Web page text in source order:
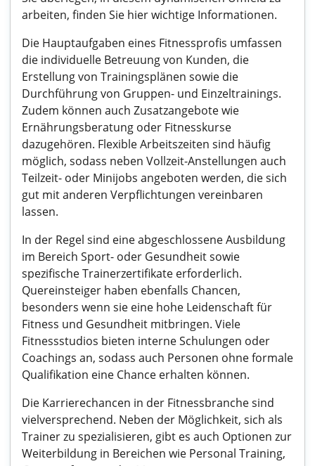
arbeiten, finden Sie hier wichtige Informationen.
Die Hauptaufgaben eines Fitnessprofis umfassen
die individuelle Betreuung von Kunden, die
Erstellung von Trainingsplänen sowie die
Durchführung von Gruppen- und Einzeltrainings.
Zudem können auch Zusatzangebote wie
Ernährungsberatung oder Fitnesskurse
dazugehören. Flexible Arbeitszeiten sind häufig
möglich, sodass neben Vollzeit-Anstellungen auch
Teilzeit- oder Minijobs angeboten werden, die sich
gut mit anderen Verpflichtungen vereinbaren
lassen.
In der Regel sind eine abgeschlossene Ausbildung
im Bereich Sport- oder Gesundheit sowie
spezifische Trainerzertifikate erforderlich.
Quereinsteiger haben ebenfalls Chancen,
besonders wenn sie eine hohe Leidenschaft für
Fitness und Gesundheit mitbringen. Viele
Fitnessstudios bieten interne Schulungen oder
Coachings an, sodass auch Personen ohne formale
Qualifikation eine Chance erhalten können.
Die Karrierechancen in der Fitnessbranche sind
vielversprechend. Neben der Möglichkeit, sich als
Trainer zu spezialisieren, gibt es auch Optionen zur
Weiterbildung in Bereichen wie Personal Training,